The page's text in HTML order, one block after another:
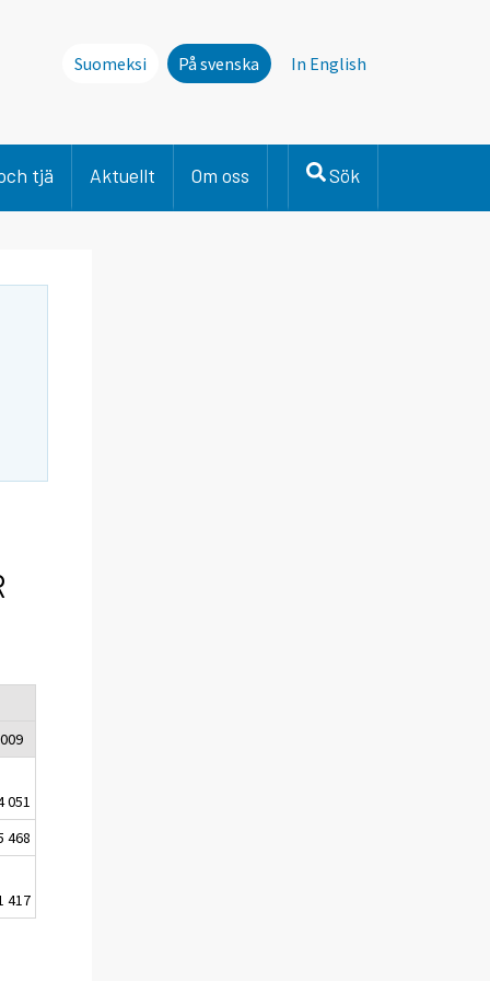
Suomeksi På svenska In English
tjä Aktuellt Om oss Sök
051
468
417